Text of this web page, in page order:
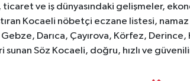
ve iş dünyasındaki gelişmeler,
Kocaeli nöbetçi eczane listesi,
Darıca, Çayırova, Körfez, Derince,
sunan Söz Kocaeli, doğru, hızlı ve